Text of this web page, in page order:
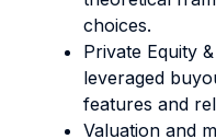
choices.
Private Equity
leveraged
features and
Valuation and